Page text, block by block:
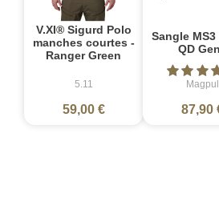
V.XI® Sigurd Polo
manches courtes -
Ranger Green
5.11
59,00 €
Sangle
QD
Magpul
87,90